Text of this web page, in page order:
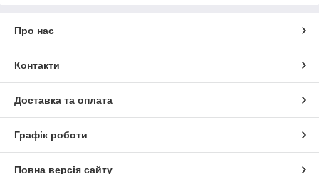
Про нас
Контакти
Доставка та оплата
Графік роботи
Повна версія сайту